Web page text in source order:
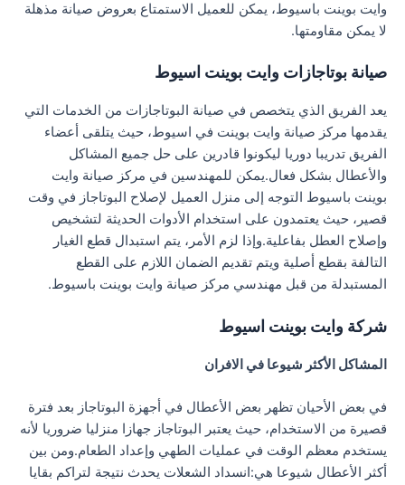
وايت بوينت باسيوط، يمكن للعميل الاستمتاع بعروض صيانة مذهلة
لا يمكن مقاومتها.
صيانة بوتاجازات وايت بوينت اسيوط
يعد الفريق الذي يتخصص في صيانة البوتاجازات من الخدمات التي
يقدمها مركز صيانة وايت بوينت في اسيوط، حيث يتلقى أعضاء
الفريق تدريبا دوريا ليكونوا قادرين على حل جميع المشاكل
والأعطال بشكل فعال.يمكن للمهندسين في مركز صيانة وايت
بوينت باسيوط التوجه إلى منزل العميل لإصلاح البوتاجاز في وقت
قصير، حيث يعتمدون على استخدام الأدوات الحديثة لتشخيص
وإصلاح العطل بفاعلية.وإذا لزم الأمر، يتم استبدال قطع الغيار
التالفة بقطع أصلية ويتم تقديم الضمان اللازم على القطع
المستبدلة من قبل مهندسي مركز صيانة وايت بوينت باسيوط.
شركة وايت بوينت اسيوط
المشاكل الأكثر شيوعا في الافران
في بعض الأحيان تظهر بعض الأعطال في أجهزة البوتاجاز بعد فترة
قصيرة من الاستخدام، حيث يعتبر البوتاجاز جهازا منزليا ضروريا لأنه
يستخدم معظم الوقت في عمليات الطهي وإعداد الطعام.ومن بين
أكثر الأعطال شيوعا هي:انسداد الشعلات يحدث نتيجة لتراكم بقايا